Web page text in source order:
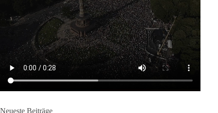
nach Friedenspolitik klingt, wird niemals Sicherheit schaffen,
ob nun in Deutschland oder weltweit.
Quelle: https://www.tagesschau.de/ausland/asien/nato-
erklaerung-ankara-100.html
#dieBasis #NATO #Gipfeltreffen #Frieden #Sicherheit
Neueste Beiträge